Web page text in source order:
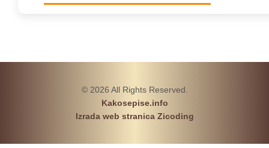
© 2026 All Rights Reserved.
Kakosepise.info
Izrada web stranica Zicoding